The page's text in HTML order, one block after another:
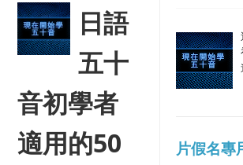
日語
五十
音初學者
適用的50
片假名專